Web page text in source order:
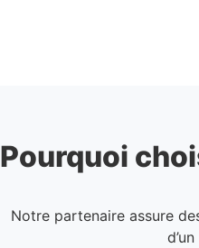
Pourquoi
Notre partenaire assure